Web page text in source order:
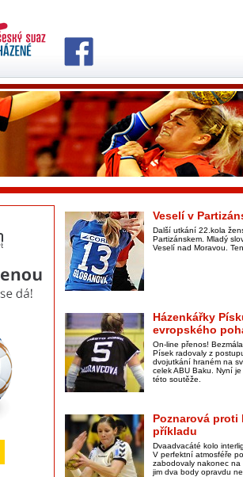
Veselí v
Další utkání 22.kola
Partizánskem. Mladý
Veselí nad Moravou.
Házenkářky
evropského
On-line přenos!
Písek radovaly z
dvojutkání hraném na
celek ABU Baku. Nyní
této soutěže.
Poznarová
příkladu
Dvaadvacáté kolo
V perfektní atmosféře
zabodovaly nakonec
jim dva body opravdu